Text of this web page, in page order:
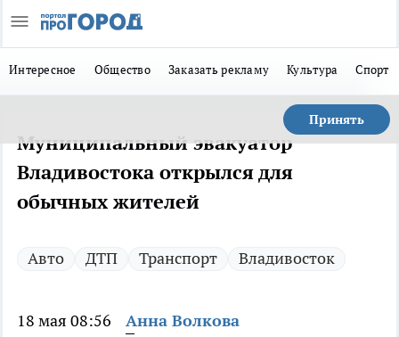
Интересное Общество Заказать рекламу Культура Спорт
Принять
Муниципальный эвакуатор
Владивостока открылся для
обычных жителей
Авто ДТП Транспорт Владивосток
18 мая 08:56 Анна Волкова